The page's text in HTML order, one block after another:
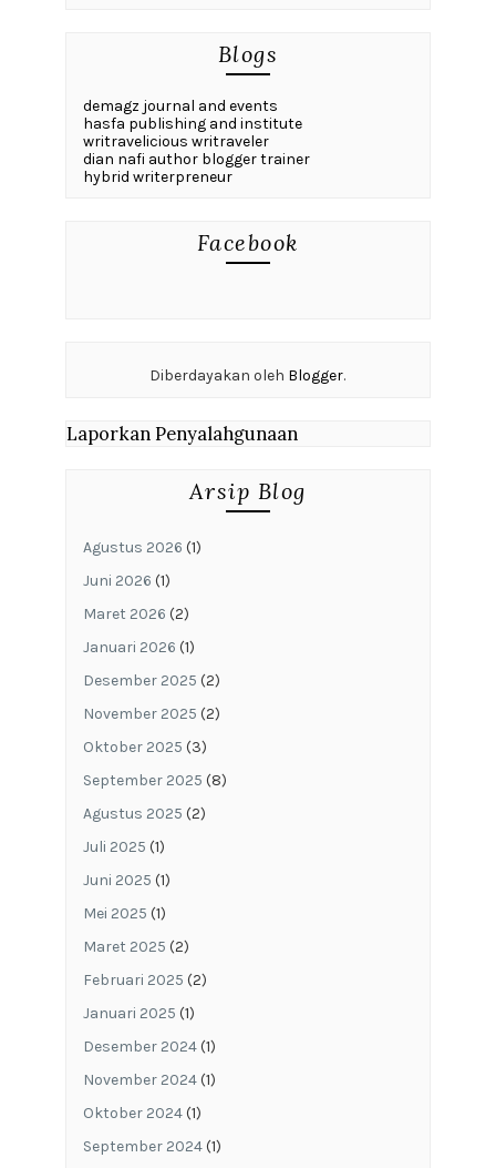
Blogs
demagz journal and events
hasfa publishing and institute
writravelicious writraveler
dian nafi author blogger trainer
hybrid writerpreneur
Facebook
Diberdayakan oleh Blogger.
Laporkan Penyalahgunaan
Arsip Blog
Agustus 2026 (1)
Juni 2026 (1)
Maret 2026 (2)
Januari 2026 (1)
Desember 2025 (2)
November 2025 (2)
Oktober 2025 (3)
September 2025 (8)
Agustus 2025 (2)
Juli 2025 (1)
Juni 2025 (1)
Mei 2025 (1)
Maret 2025 (2)
Februari 2025 (2)
Januari 2025 (1)
Desember 2024(1)
November 2024(1)
Oktober 2024(1)
September 2024(1)